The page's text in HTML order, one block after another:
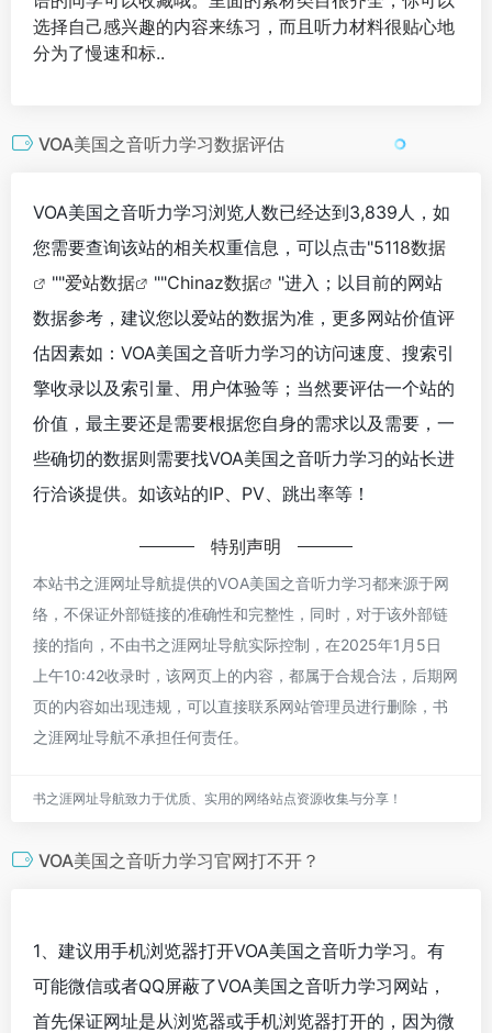
选择自己感兴趣的内容来练习，而且听力材料很贴心地
分为了慢速和标..
VOA美国之音听力学习数据评估
VOA美国之音听力学习浏览人数已经达到3,839人，如
您需要查询该站的相关权重信息，可以点击"5118数据
""爱站数据 ""Chinaz数据
"进入；以目前的网站
数据参考，建议您以爱站的数据为准，更多网站价值评
估因素如：VOA美国之音听力学习的访问速度、搜索引
擎收录以及索引量、用户体验等；当然要评估一个站的
价值，最主要还是需要根据您自身的需求以及需要，一
些确切的数据则需要找VOA美国之音听力学习的站长进
行洽谈提供。如该站的IP、PV、跳出率等！
特别声明
本站书之涯网址导航提供的VOA美国之音听力学习都来源于网
络，不保证外部链接的准确性和完整性，同时，对于该外部链
接的指向，不由书之涯网址导航实际控制，在2025年1月5日
上午10:42收录时，该网页上的内容，都属于合规合法，后期网
页的内容如出现违规，可以直接联系网站管理员进行删除，书
之涯网址导航不承担任何责任。
书之涯网址导航致力于优质、实用的网络站点资源收集与分享！
VOA美国之音听力学习官网打不开？
1、建议用手机浏览器打开VOA美国之音听力学习。有
可能微信或者QQ屏蔽了VOA美国之音听力学习网站，
首先保证网址是从浏览器或手机浏览器打开的，因为微